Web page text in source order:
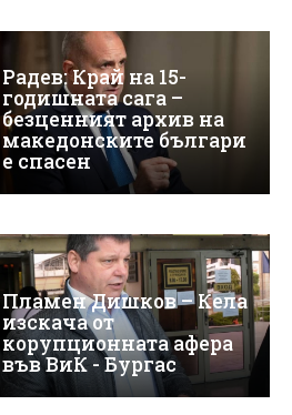
Радев: Край на 15-
годишната сага –
безценният архив на
македонските българи
е спасен
Пламен Дишков – Кела
изскача от
корупционната афера
във ВиК - Бургас